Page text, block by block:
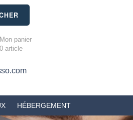
HÉBERGEMENT
Mon panier
0 article